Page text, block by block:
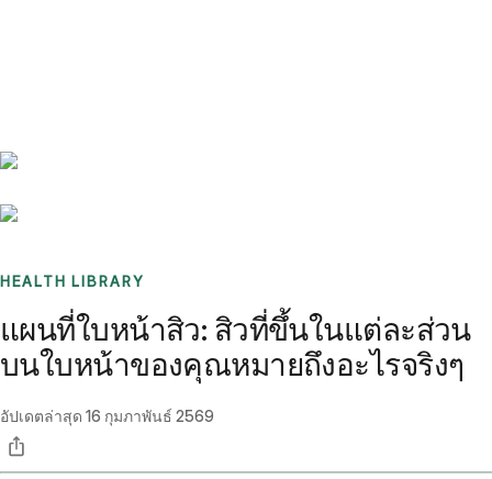
HEALTH LIBRARY
แผนที่ใบหน้าสิว: สิวที่ขึ้นในแต่ละส่วน
บนใบหน้าของคุณหมายถึงอะไรจริงๆ
อัปเดตล่าสุด 16 กุมภาพันธ์ 2569